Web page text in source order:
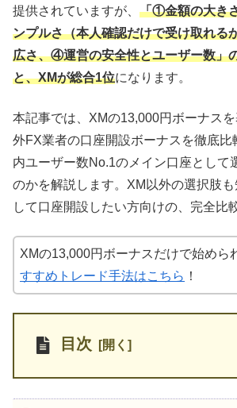
提供されていますが、 「①金額の大き
ンプルさ（本人確認だけで受け取れる
広さ、④運営の安全性とユーザー数」
と、XMが総合1位になります。
本記事では、XMの13,000円ボーナス
外FX業者の口座開設ボーナスを徹底比
内ユーザー数No.1のメイン口座として
のかを解説します。XM以外の選択肢
して口座開設したい方向けの、完全比
XMの13,000円ボーナスだけで始めら
すすめトレード手法はこちら ！
目次